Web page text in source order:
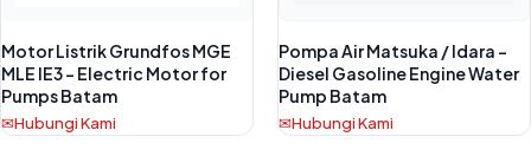
Motor Listrik Grundfos MGE
MLE IE3 – Electric Motor for
Pumps Batam
Hubungi Kami
Pompa Air Matsuka / Idara –
Diesel Gasoline Engine Water
Pump Batam
Hubungi Kami